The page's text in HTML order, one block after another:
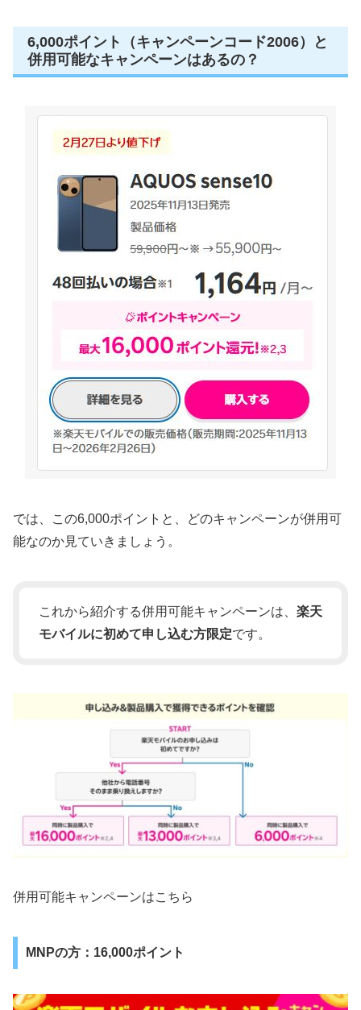
6,000ポイント（キャンペーンコード2006）と
併用可能なキャンペーンはあるの？
では、この6,000ポイントと、どのキャンペーンが併用可
能なのか見ていきましょう。
これから紹介する併用可能キャンペーンは、 楽天
モバイルに初めて申し込む方限定です。
併用可能キャンペーンはこちら
MNPの方：16,000ポイント